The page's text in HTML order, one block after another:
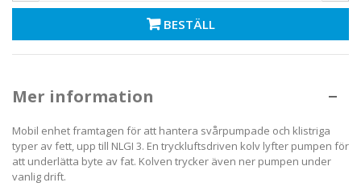
BESTÄLL
Mer information
Mobil enhet framtagen för att hantera svårpumpade och klistriga
typer av fett, upp till NLGI 3. En tryckluftsdriven kolv lyfter pumpen för
att underlätta byte av fat. Kolven trycker även ner pumpen under
vanlig drift.